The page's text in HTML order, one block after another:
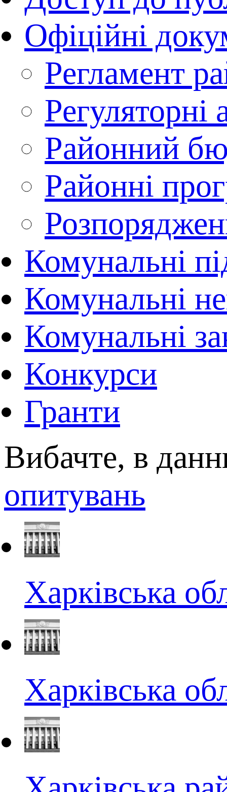
Офіційні
Регламент
Регуляторні
Районний
Районні
Комунальні
Комунальні
Комунальні
Конкурси
Гранти
Вибачте, в
опитувань
Харківська
Харківська